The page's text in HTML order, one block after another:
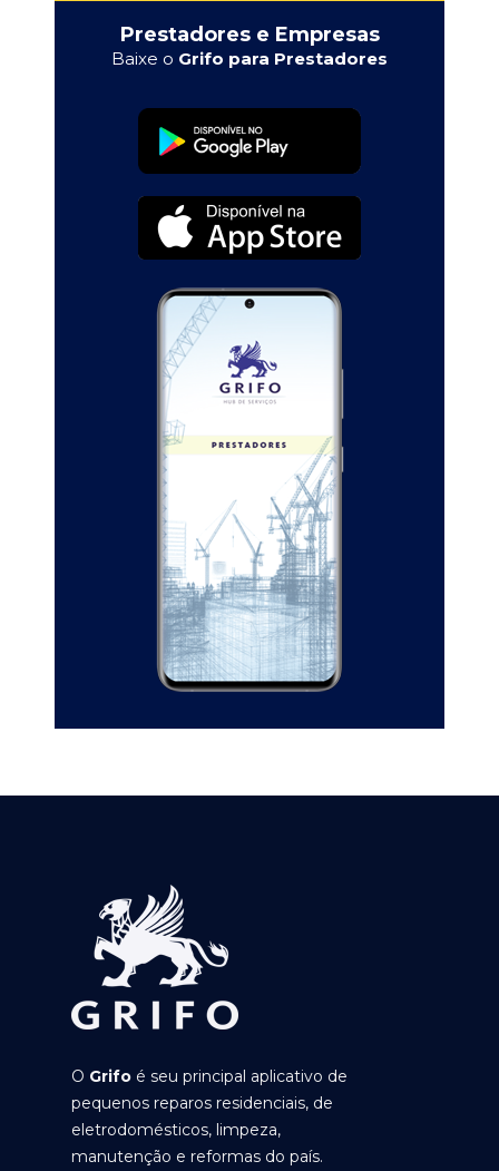
Prestadores e Empresas
Baixe o Grifo para Prestadores
O Grifo é seu principal aplicativo de
pequenos reparos residenciais, de
eletrodomésticos, limpeza,
manutenção e reformas do país.